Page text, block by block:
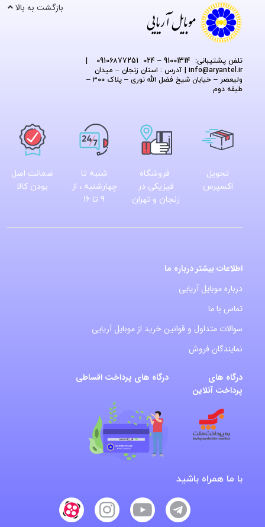
تلفن پشتیبانی: 91001314 – 024 09106877251
info@aryantel.ir
| آدرس : استان زنجان – میدان
ولیعصر – خیابان شیخ فضل الله نوری – پلاک ۳۰۰ –
طبقه دوم
بازگشت به بالا
تحویل
اکسپرس
فروشگاه
فیزیکی در
زنجان و تهران
شنبه تا
چهارشنبه ، از
9 تا 16
ضمانت اصل
بودن کالا
اطلاعات بیشتر درباره ما
درباره موبایل آریایی
تماس با ما
سوالات متداول و قوانین خرید از موبایل آریایی
نمایندگان فروش
درگاه های
پرداخت آنلاین
درگاه های پرداخت اقساطی
با ما همراه باشید